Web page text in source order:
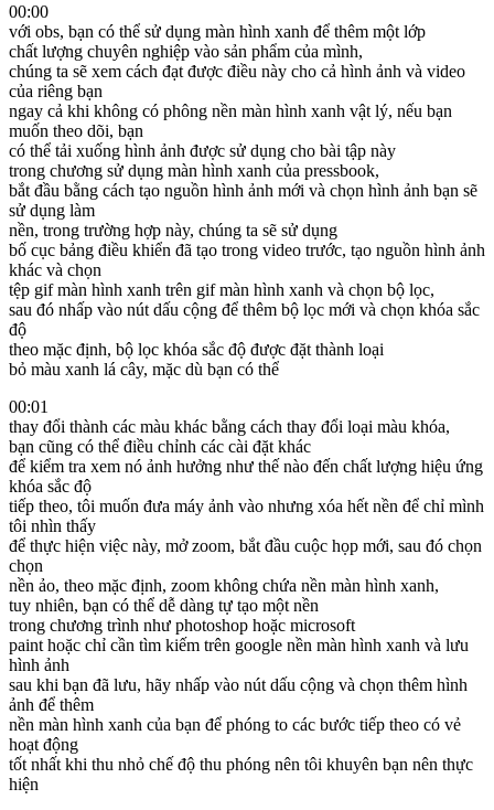
00:00
với obs, bạn có thể sử dụng màn hình xanh để thêm một lớp
chất lượng chuyên nghiệp vào sản phẩm của mình,
chúng ta sẽ xem cách đạt được điều này cho cả hình ảnh và video
của riêng bạn
ngay cả khi không có phông nền màn hình xanh vật lý, nếu bạn
muốn theo dõi, bạn
có thể tải xuống hình ảnh được sử dụng cho bài tập này
trong chương sử dụng màn hình xanh của pressbook,
bắt đầu bằng cách tạo nguồn hình ảnh mới và chọn hình ảnh bạn sẽ
sử dụng làm
nền, trong trường hợp này, chúng ta sẽ sử dụng
bố cục bảng điều khiển đã tạo trong video trước, tạo nguồn hình ảnh
khác và chọn
tệp gif màn hình xanh trên gif màn hình xanh và chọn bộ lọc,
sau đó nhấp vào nút dấu cộng để thêm bộ lọc mới và chọn khóa sắc
độ
theo mặc định, bộ lọc khóa sắc độ được đặt thành loại
bỏ màu xanh lá cây, mặc dù bạn có thể
00:01
thay đổi thành các màu khác bằng cách thay đổi loại màu khóa,
bạn cũng có thể điều chỉnh các cài đặt khác
để kiểm tra xem nó ảnh hưởng như thế nào đến chất lượng hiệu ứng
khóa sắc độ
tiếp theo, tôi muốn đưa máy ảnh vào nhưng xóa hết nền để chỉ mình
tôi nhìn thấy
để thực hiện việc này, mở zoom, bắt đầu cuộc họp mới, sau đó chọn
chọn
nền ảo, theo mặc định, zoom không chứa nền màn hình xanh,
tuy nhiên, bạn có thể dễ dàng tự tạo một nền
trong chương trình như photoshop hoặc microsoft
paint hoặc chỉ cần tìm kiếm trên google nền màn hình xanh và lưu
hình ảnh
sau khi bạn đã lưu, hãy nhấp vào nút dấu cộng và chọn thêm hình
ảnh để thêm
nền màn hình xanh của bạn để phóng to các bước tiếp theo có vẻ
hoạt động
tốt nhất khi thu nhỏ chế độ thu phóng nên tôi khuyên bạn nên thực
hiện